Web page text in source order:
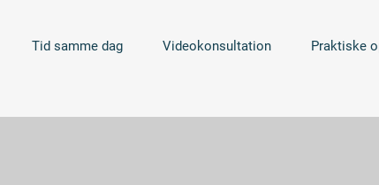
Tid samme dag Videokonsultation Praktiske